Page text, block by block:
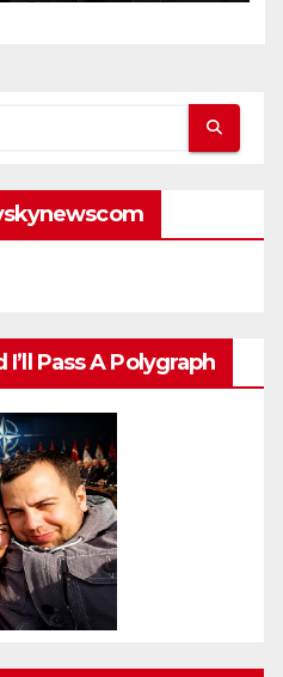
military
Pass A Polygraph